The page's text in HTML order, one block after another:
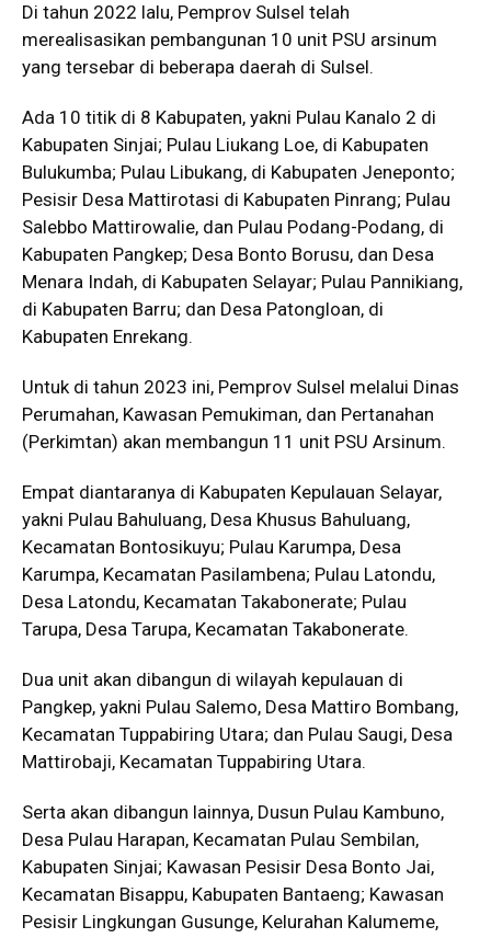
Di tahun 2022 lalu, Pemprov Sulsel telah
merealisasikan pembangunan 10 unit PSU arsinum
yang tersebar di beberapa daerah di Sulsel.
Ada 10 titik di 8 Kabupaten, yakni Pulau Kanalo 2 di
Kabupaten Sinjai; Pulau Liukang Loe, di Kabupaten
Bulukumba; Pulau Libukang, di Kabupaten Jeneponto;
Pesisir Desa Mattirotasi di Kabupaten Pinrang; Pulau
Salebbo Mattirowalie, dan Pulau Podang-Podang, di
Kabupaten Pangkep; Desa Bonto Borusu, dan Desa
Menara Indah, di Kabupaten Selayar; Pulau Pannikiang,
di Kabupaten Barru; dan Desa Patongloan, di
Kabupaten Enrekang.
Untuk di tahun 2023 ini, Pemprov Sulsel melalui Dinas
Perumahan, Kawasan Pemukiman, dan Pertanahan
(Perkimtan) akan membangun 11 unit PSU Arsinum.
Empat diantaranya di Kabupaten Kepulauan Selayar,
yakni Pulau Bahuluang, Desa Khusus Bahuluang,
Kecamatan Bontosikuyu; Pulau Karumpa, Desa
Karumpa, Kecamatan Pasilambena; Pulau Latondu,
Desa Latondu, Kecamatan Takabonerate; Pulau
Tarupa, Desa Tarupa, Kecamatan Takabonerate.
Dua unit akan dibangun di wilayah kepulauan di
Pangkep, yakni Pulau Salemo, Desa Mattiro Bombang,
Kecamatan Tuppabiring Utara; dan Pulau Saugi, Desa
Mattirobaji, Kecamatan Tuppabiring Utara.
Serta akan dibangun lainnya, Dusun Pulau Kambuno,
Desa Pulau Harapan, Kecamatan Pulau Sembilan,
Kabupaten Sinjai; Kawasan Pesisir Desa Bonto Jai,
Kecamatan Bisappu, Kabupaten Bantaeng; Kawasan
Pesisir Lingkungan Gusunge, Kelurahan Kalumeme,